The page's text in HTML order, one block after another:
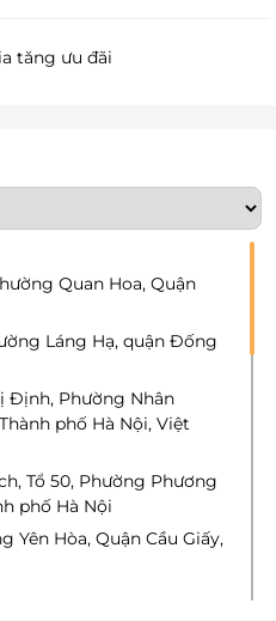
tăng ưu đãi
Quan Hoa, Quận
Láng Hạ, quận Đống
Định, Phường Nhân
phố Hà Nội, Việt
Tổ 50, Phường Phương
phố Hà Nội
Yên Hòa, Quận Cầu Giấy,